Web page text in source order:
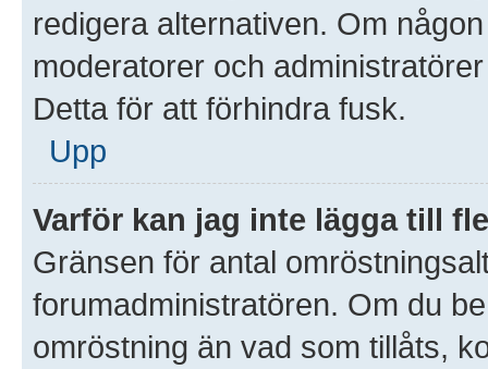
redigera alternativen. Om
moderatorer och
Detta för att förhindra fusk.
Upp
Varför kan jag inte lägga till
Gränsen för antal
forumadministratören. Om du
omröstning än vad som tillåts,